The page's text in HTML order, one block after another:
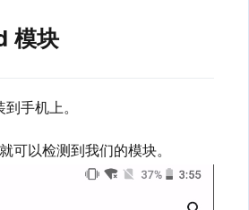
模块
手机上。
可以检测到我们的模块。